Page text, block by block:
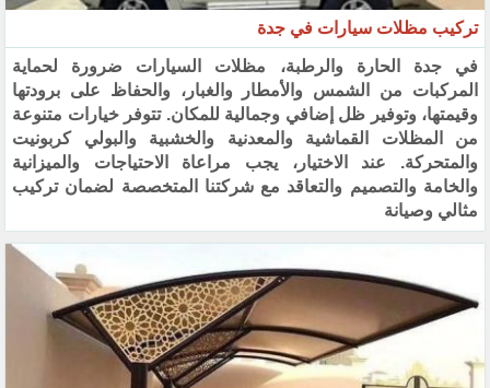
تركيب مظلات سيارات في جدة
في جدة الحارة والرطبة، مظلات السيارات ضرورة لحماية
المركبات من الشمس والأمطار والغبار، والحفاظ على برودتها
وقيمتها، وتوفير ظل إضافي وجمالية للمكان. تتوفر خيارات متنوعة
من المظلات القماشية والمعدنية والخشبية والبولي كربونيت
والمتحركة. عند الاختيار، يجب مراعاة الاحتياجات والميزانية
والخامة والتصميم والتعاقد مع شركتنا المتخصصة لضمان تركيب
مثالي وصيانة